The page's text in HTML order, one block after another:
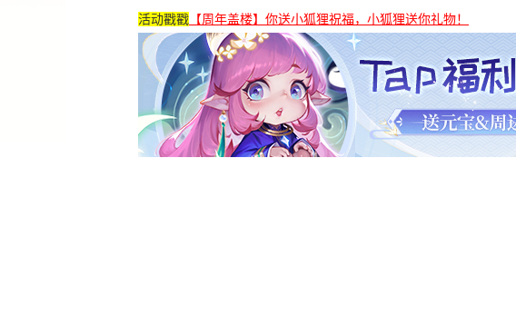
活动戳戳 【周年盖楼】你送小狐狸祝福，小狐狸送你礼物！